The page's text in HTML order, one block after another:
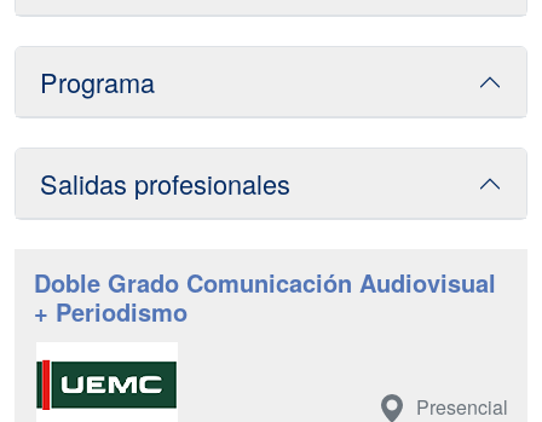
Programa
Salidas profesionales
Doble Grado Comunicación Audiovisual
+ Periodismo
Presencial